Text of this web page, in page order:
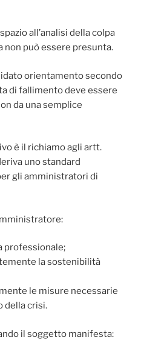
all’analisi della colpa
non può essere presunta.
orientamento secondo
di fallimento deve essere
da una semplice
è il richiamo agli artt.
uno standard
gli amministratori di
professionale;
la sostenibilità
le misure necessarie
della crisi.
il soggetto manifesta: